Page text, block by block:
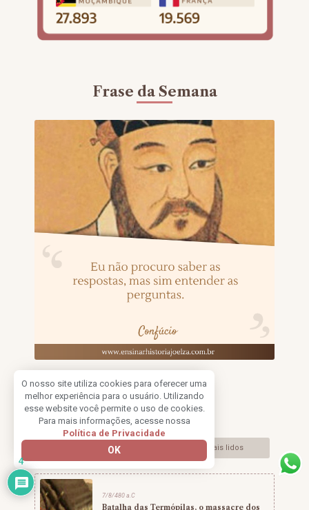
O nosso site utiliza cookies para oferecer uma
melhor experiência para o usuário. Utilizando
esse website você permite o uso de cookies.
Para mais informações, acesse nossa
Política de Privacidade
OK
Frase da Semana
Recomendadas
Este mês na história Artigos mais lidos
7/8/480 a.C
Batalha das Termópilas, o massacre dos
4